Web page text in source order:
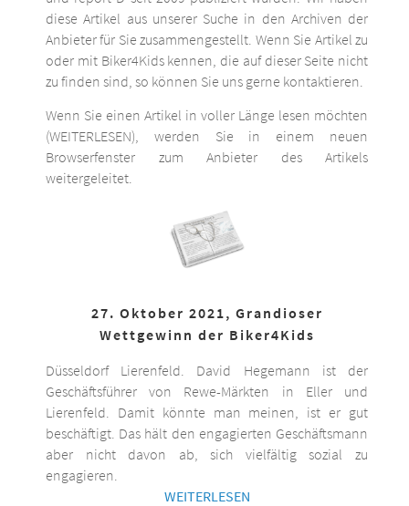
diese Artikel aus unserer Suche in den Archiven der
Anbieter für Sie zusammengestellt. Wenn Sie Artikel zu
oder mit Biker4Kids kennen, die auf dieser Seite nicht
zu finden sind, so können Sie uns gerne kontaktieren.
Wenn Sie einen Artikel in voller Länge lesen möchten
(WEITERLESEN), werden Sie in einem neuen
Browserfenster zum Anbieter des Artikels
weitergeleitet.
27. Oktober 2021, Grandioser
Wettgewinn der Biker4Kids
Düsseldorf Lierenfeld. David Hegemann ist der
Geschäftsführer von Rewe-Märkten in Eller und
Lierenfeld. Damit könnte man meinen, ist er gut
beschäftigt. Das hält den engagierten Geschäftsmann
aber nicht davon ab, sich vielfältig sozial zu
engagieren.
WEITERLESEN